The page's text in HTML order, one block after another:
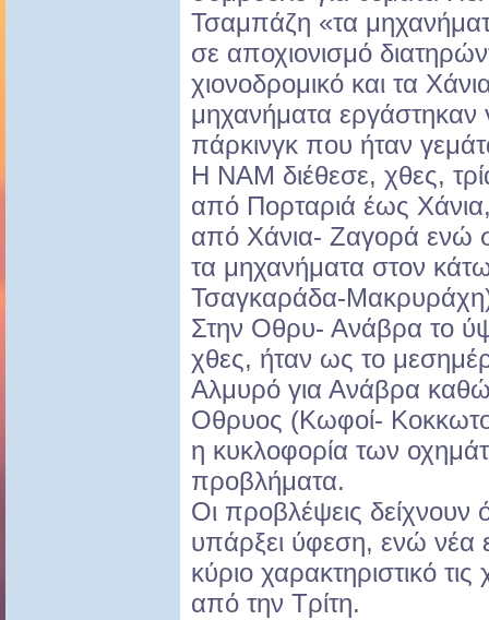
Τσαμπάζη «τα
σε αποχιονισμό
χιονοδρομικό και τα
μηχανήματα εργάστηκαν
πάρκινγκ που ήταν
Η ΝΑΜ διέθεσε, χθες,
από Πορταριά έως
από Χάνια- Ζαγορά ενώ
τα μηχανήματα στον
Τσαγκαράδα-
Στην Οθρυ- Ανάβρα το
χθες, ήταν ως το
Αλμυρό για Ανάβρα
Οθρυος (Κωφοί-
η κυκλοφορία των
προβλήματα.
Οι προβλέψεις δείχνουν
υπάρξει ύφεση, ενώ νέα
κύριο χαρακτηριστικό
από την Τρίτη.